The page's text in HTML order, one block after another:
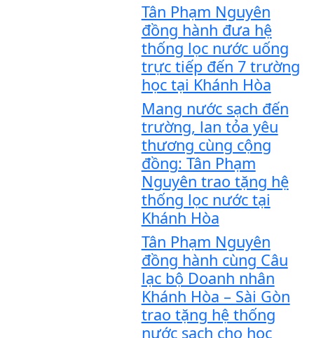
Tân Phạm Nguyên
đồng hành đưa hệ
thống lọc nước uống
trực tiếp đến 7 trường
học tại Khánh Hòa
Mang nước sạch đến
trường, lan tỏa yêu
thương cùng cộng
đồng: Tân Phạm
Nguyên trao tặng hệ
thống lọc nước tại
Khánh Hòa
Tân Phạm Nguyên
đồng hành cùng Câu
lạc bộ Doanh nhân
Khánh Hòa – Sài Gòn
trao tặng hệ thống
nước sạch cho học